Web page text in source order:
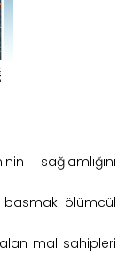
sağlamlığını
basmak ölümcül
mal sahipleri